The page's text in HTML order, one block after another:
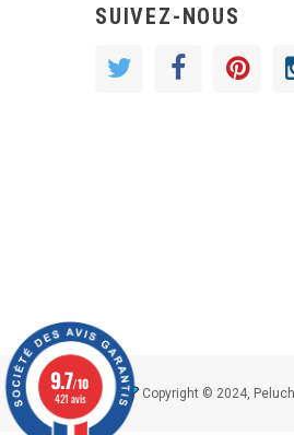
SUIVEZ-NOUS
Copyright © 2024,
9.7/10
421 avis